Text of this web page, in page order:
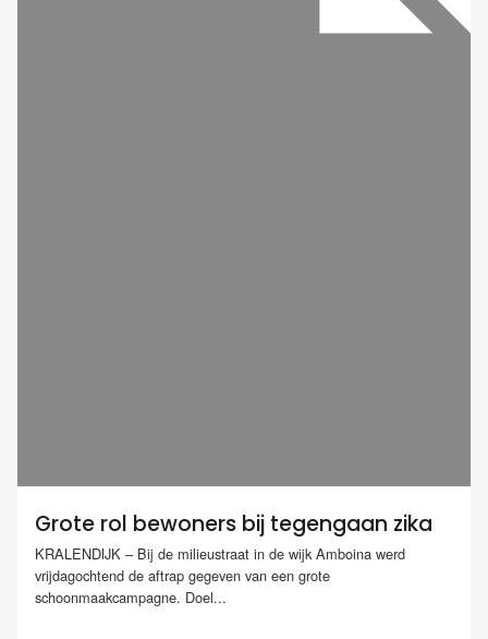
Grote rol bewoners bij tegengaan zika
KRALENDIJK – Bij de milieustraat in de wijk Amboina werd
vrijdagochtend de aftrap gegeven van een grote
schoonmaakcampagne. Doel...